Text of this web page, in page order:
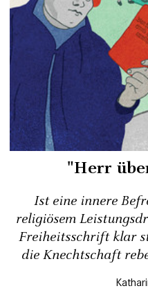
"Herr
Ist eine innere
religiösem
Freiheitsschrift klar
die Knechtschaft